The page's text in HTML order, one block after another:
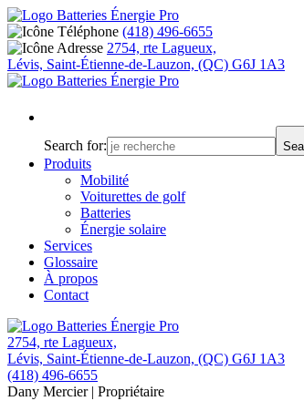
(418) 496-6655
2754, rte Lagueux,
Lévis, Saint-Étienne-de-Lauzon, (QC) G6J 1A3
Search for:
Produits
Mobilité
Voiturettes de golf
Batteries
Énergie solaire
Services
Glossaire
À propos
Contact
2754, rte Lagueux,
Lévis, Saint-Étienne-de-Lauzon, (QC) G6J 1A3
(418) 496-6655
Dany Mercier| Propriétaire